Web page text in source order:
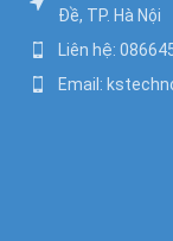
Đề, TP. Hà Nội
Liên hệ:
Email: